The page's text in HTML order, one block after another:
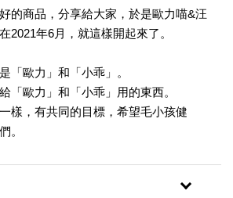
的商品，分享給大家，於是歐力喵&汪
2021年6月，就這樣開起來了。
「歐力」和「小乖」。
「歐力」和「小乖」用的東西。
樣，有共同的目標，希望毛小孩健
。